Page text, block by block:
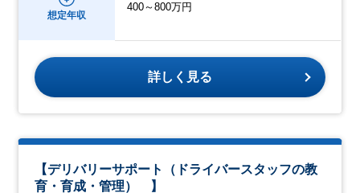
想定年収
400～800万円
詳しく見る
【デリバリーサポート（ドライバースタッフの教
育・育成・管理） 】